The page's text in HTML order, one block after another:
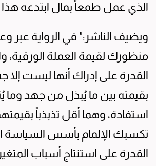
الذي عمل طمعاً بمال ابتدعه هذا
ويضيف الناشر:" في الرواية عبر
منظورك لقيمة العملة الورقية،
القدرة على إدراك أنها ليست إلا
بقيمته بين ما يُبذل من جهد وما
استفادة، وهما أقل تذبذباً
تكسبك الإلمام بأسس السياسة
القدرة على استنتاج أسباب